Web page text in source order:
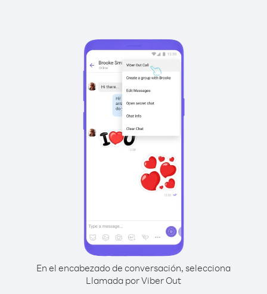
En el encabezado de conversación, selecciona
Llamada por Viber Out